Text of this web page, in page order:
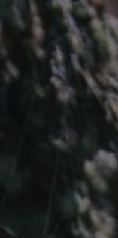
5/24/23 1/6/27
Contact the organizer